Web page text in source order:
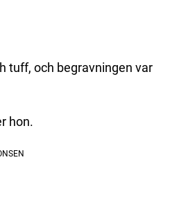
tuff, och begravningen var
hon.